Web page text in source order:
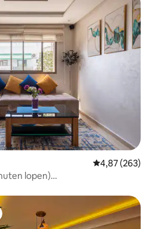
Gemiddelde
4,87 (263)
lopen)